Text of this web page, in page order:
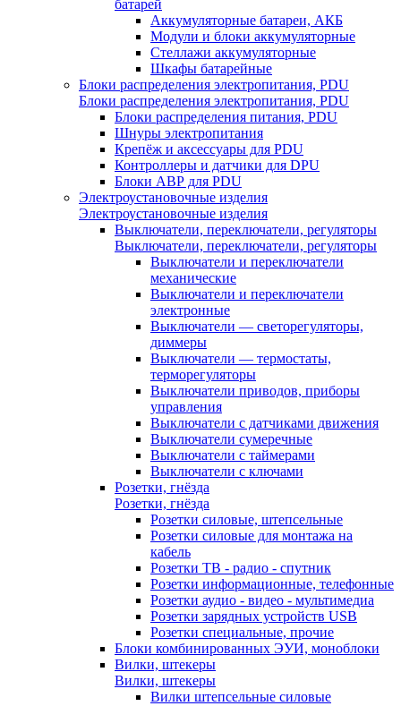
батарей
Аккумуляторные батареи, АКБ
Модули и блоки аккумуляторные
Стеллажи аккумуляторные
Шкафы батарейные
Блоки распределения электропитания, PDU
Блоки распределения электропитания, PDU
Блоки распределения питания, PDU
Шнуры электропитания
Крепёж и аксессуары для PDU
Контроллеры и датчики для DPU
Блоки АВР для PDU
Электроустановочные изделия
Электроустановочные изделия
Выключатели, переключатели, регуляторы
Выключатели, переключатели, регуляторы
Выключатели и переключатели
механические
Выключатели и переключатели
электронные
Выключатели — светорегуляторы,
диммеры
Выключатели — термостаты,
терморегуляторы
Выключатели приводов, приборы
управления
Выключатели с датчиками движения
Выключатели сумеречные
Выключатели с таймерами
Выключатели с ключами
Розетки, гнёзда
Розетки, гнёзда
Розетки силовые, штепсельные
Розетки силовые для монтажа на
кабель
Розетки ТВ - радио - спутник
Розетки информационные, телефонные
Розетки аудио - видео - мультимедиа
Розетки зарядных устройств USB
Розетки специальные, прочие
Блоки комбинированных ЭУИ, моноблоки
Вилки, штекеры
Вилки, штекеры
Вилки штепсельные силовые